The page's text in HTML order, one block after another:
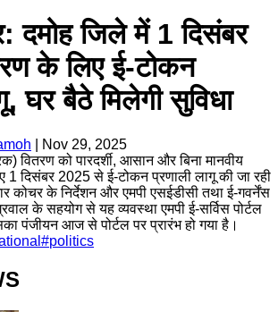
दमोह जिले में 1 दिसंबर
के लिए ई-टोकन
घर बैठे मिलेगी सुविधा
Nov 29, 2025
वितरण को पारदर्शी, आसान और बिना मानवीय
1 दिसंबर 2025 से ई-टोकन प्रणाली लागू की जा रही
कोचर के निर्देशन और एमपी एसईडीसी तथा ई-गवर्नेंस
के सहयोग से यह व्यवस्था एमपी ई-सर्विस पोर्टल
पंजीयन आज से पोर्टल पर प्रारंभ हो गया है।
#politics